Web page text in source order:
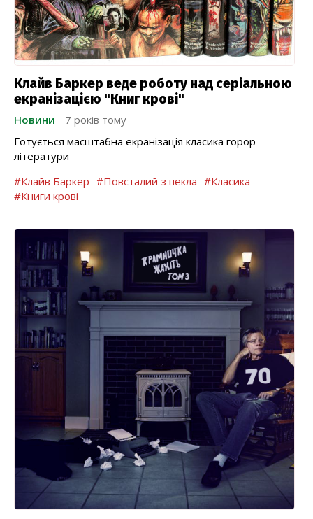
Клайв Баркер веде роботу над серіальною
екранізацією "Книг крові"
Новини
7 років тому
Готується масштабна екранізація класика горор-
літератури
#Клайв Баркер #Повсталий з пекла #Класика
#Книги крові